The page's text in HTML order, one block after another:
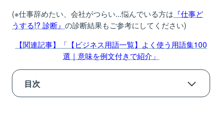
(※仕事辞めたい、会社がつらい...悩んでいる方は 『仕事ど
うする!? 診断』 の診断結果もご参考にしてください)
【関連記事】「【ビジネス用語一覧】よく使う用語集100
選｜意味を例文付きで紹介」
目次